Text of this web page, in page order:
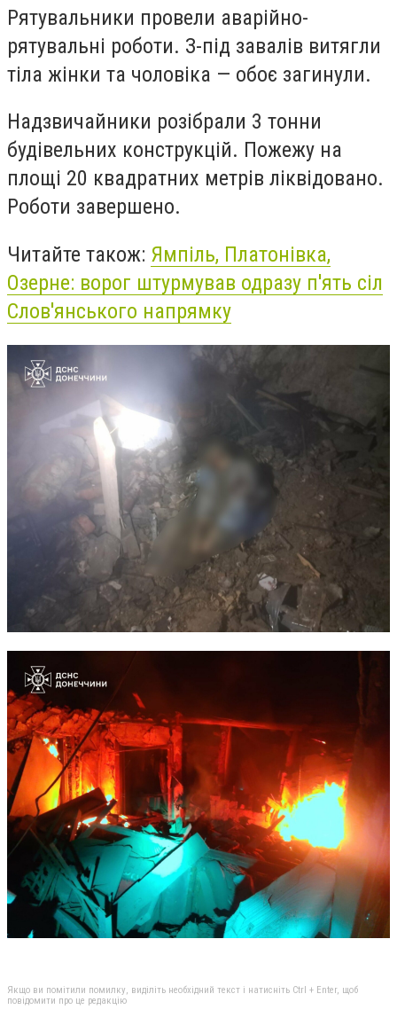
Рятувальники провели аварійно-
рятувальні роботи. З-під завалів витягли
тіла жінки та чоловіка — обоє загинули.
Надзвичайники розібрали 3 тонни
будівельних конструкцій. Пожежу на
площі 20 квадратних метрів ліквідовано.
Роботи завершено.
Читайте також: Ямпіль, Платонівка,
Озерне: ворог штурмував одразу п'ять сіл
Слов'янського напрямку
Якщо ви помітили помилку, виділіть необхідний текст і натисніть Ctrl + Enter, щоб
повідомити про це редакцію